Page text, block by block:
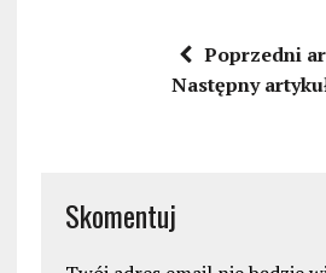
Poprzedni
Następny
Skomentuj